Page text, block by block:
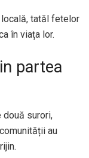
tatăl fetelor
în viața lor.
partea
două surori,
au